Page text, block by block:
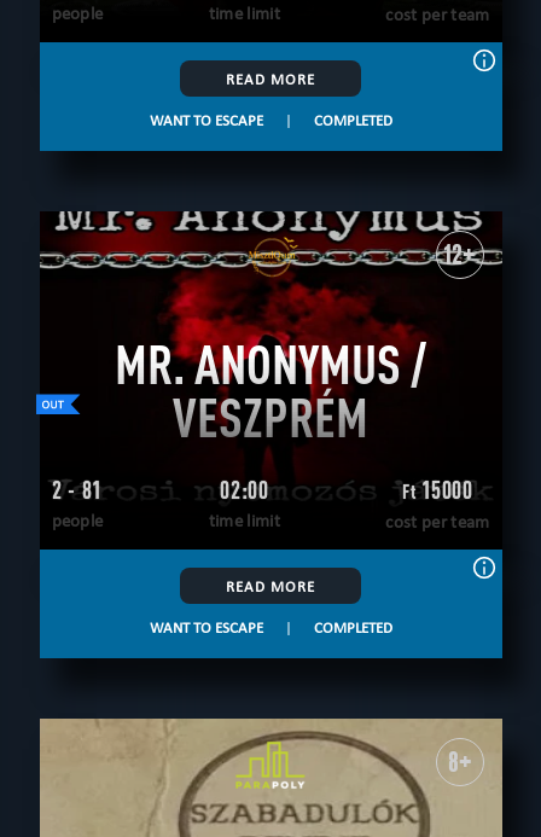
people time limit cost per team
READ MORE
WANT TO ESCAPE | COMPLETED
12+
MR. ANONYMUS /
VESZPRÉM
2 - 81
people
02:00
time limit
Ft15000
cost per team
READ MORE
WANT TO ESCAPE | COMPLETED
8+